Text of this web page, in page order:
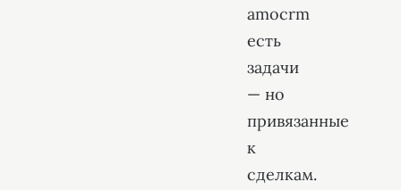
amocrm
есть
задачи
— но
привязанные
к
сделкам.